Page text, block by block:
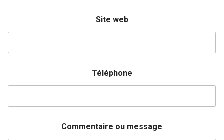
Site web
Téléphone
Commentaire ou message